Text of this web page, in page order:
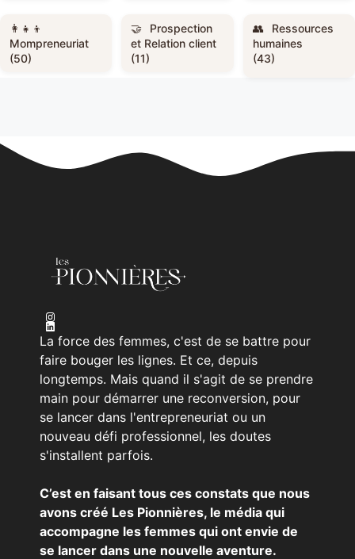
Mompreneuriat
(50)
Prospection
et Relation client
(11)
Ressources
humaines
(43)
La force des femmes, c'est de se battre pour
faire bouger les lignes. Et ce, depuis
longtemps. Mais quand il s'agit de se prendre
main pour démarrer une reconversion, pour
se lancer dans l'entrepreneuriat ou un
nouveau défi professionnel, les doutes
s'installent parfois.
C’est en faisant tous ces constats que nous
avons créé Les Pionnières, le média qui
accompagne les femmes qui ont envie de
se lancer dans une nouvelle aventure.